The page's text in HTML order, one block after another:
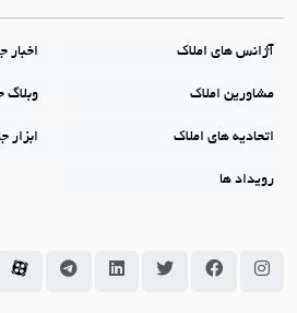
آژانس های املاک اخبار
مشاورین املاک وبلاگ
اتحادیه های املاک ابزار
رویداد ها
سامانه جاما در اینستاگرام
سامانه جاما در فیسبوک
سامانه جاما در توئیتر
سامانه جاما در
سامانه